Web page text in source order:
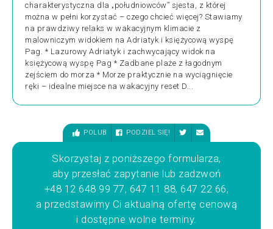
charakterystyczna dla „południowców” sjesta, z której
można w pełni korzystać – czego chcieć więcej? Stawiamy
na prawdziwy relaks w wakacyjnym klimacie z
malowniczym widokiem na Adriatyk i księżycową wyspę
Pag. * Lazurowy Adriatyk i zachwycający widok na
księżycową wyspę Pag * Zadbane plaże z łagodnym
zejściem do morza * Morze praktycznie na wyciągnięcie
ręki – idealne miejsce na wakacyjny reset D...
POLUB PODZIEL SIĘ!
Skorzystaj z poniższego formularza,
aby przesłać zapytanie lub zadzwoń
+48 12 648 99 77, 647 11 88, 647 22 66,
a przedstawimy Ci aktualną ofertę cenową
i dostępne wolne terminy.